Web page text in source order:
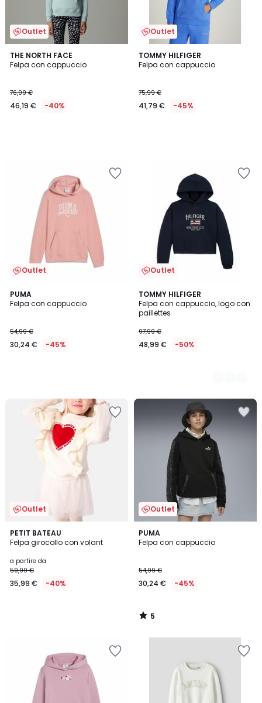
Outlet
THE NORTH FACE
Felpa con cappuccio
76,99 €
46,19 € -40%
Outlet
TOMMY HILFIGER
Felpa con cappuccio
75,99 €
41,79 € -45%
Outlet
PUMA
Felpa con cappuccio
54,99 €
30,24 € -45%
Outlet
TOMMY HILFIGER
Felpa con cappuccio, logo con
paillettes
97,99 €
48,99 € -50%
2
Colori
Outlet
PETIT BATEAU
Felpa girocollo con volant
a partire da
59,99 €
35,99 € -40%
Outlet
PUMA
Felpa con cappuccio
54,99 €
30,24 € -45%
5
/
5
/